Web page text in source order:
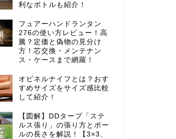
利なボトルも紹介！
フュアーハンドランタン
276の使い方レビュー！高
騰？定価と偽物の見分け
方！芯交換・メンテナン
ス・ケースまで網羅！
オピネルナイフとは？おす
すめサイズをサイズ感比較
して紹介！
【図解】DDタープ「ステ
ルス張り」の張り方とポー
ルの長さを解説！【3×3、